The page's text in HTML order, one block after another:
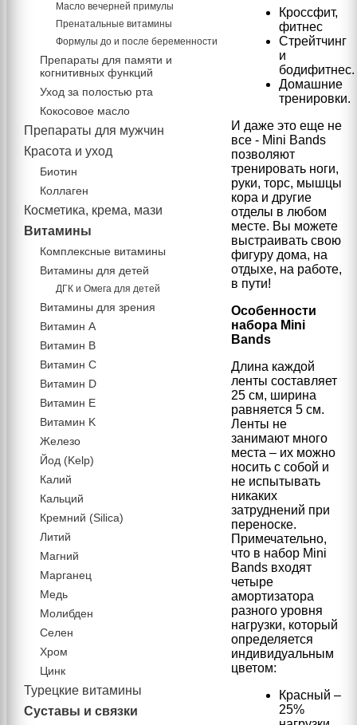
Кроссфит,
фитнес
Стрейтчинг
и
бодифитнес.
Домашние
тренировки.
И даже это еще не
все - Mini Bands
позволяют
тренировать ноги,
руки, торс, мышцы
кора и другие
отделы в любом
месте. Вы можете
выстраивать свою
фигуру дома, на
отдыхе, на работе,
в пути!
Особенности
набора Mini
Bands
Длина каждой
ленты составляет
25 см, ширина
равняется 5 см.
Ленты не
занимают много
места – их можно
носить с собой и
не испытывать
никаких
затруднений при
переноске.
Примечательно,
что в набор Mini
Bands входят
четыре
амортизатора
разного уровня
нагрузки, который
определяется
индивидуальным
цветом:
Красный –
25%
Масло вечерней примулы
Пренатальные витамины
Формулы до и после беременности
Препараты для памяти и
когнитивных функций
Уход за полостью рта
Кокосовое масло
Препараты для мужчин
Красота и уход
Биотин
Коллаген
Косметика, крема, мази
Витамины
Комплексные витамины
Витамины для детей
ДГК и Омега для детей
Витамины для зрения
Витамин А
Витамин В
Витамин C
Витамин D
Витамин Е
Витамин K
Железо
Йод (Kelp)
Калий
Кальций
Кремний (Silica)
Литий
Магний
Марганец
Медь
Молибден
Селен
Хром
Цинк
Турецкие витамины
Суставы и связки